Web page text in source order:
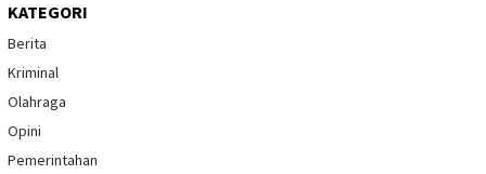
KATEGORI
Berita
Kriminal
Olahraga
Opini
Pemerintahan